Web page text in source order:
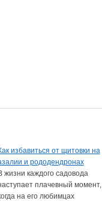
избавиться от щитовки на
и рододендронах
жизни каждого садовода
плачевный момент,
на его любимцах